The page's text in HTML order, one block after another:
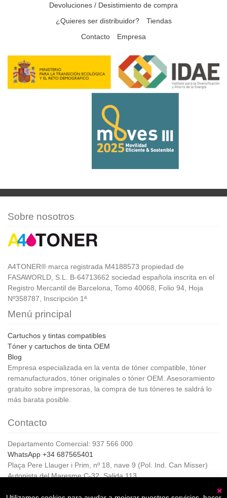
Devoluciones / Desistimiento de compra
¿Quieres ser distribuidor?
Tiendas
Contacto
Empresa
Sobre nosotros
A4TONER® marca registrada M4188573 propiedad de
FASAWORLD, S.L. B-64713662 sociedad española inscrita en el
Registro Mercantil de Barcelona, Tomo 40068, Folio 94, Hoja
Nº358787, Inscripción 1ª
Menú principal
Cartuchos y tintas compatibles
Tóner y cartuchos de tinta OEM
Blog
Empresa especializada en la venta de tóner compatible, tóner
remanufacturados, tóner originales o tóner OEM. Asesoramiento
gratuito sobre impresoras, la compra de tus tóneres te saldrá lo
más barata posible.
Contacto
Departamento Comercial: 937 566 000
WhatsApp +34 687565401
Plaça Pere Llauger i Prim, nº 18, nave 9 (Pol. Ind. Can Misser)
Autopista del Maresme C-32, Salida 113